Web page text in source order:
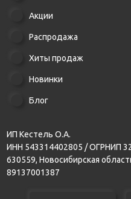
Акции
Распродажа
Хиты продаж
Новинки
Блог
ИП Кестель О.А.
ИНН 543314402805 / ОГРНИП
630559, Новосибирская
89137001387